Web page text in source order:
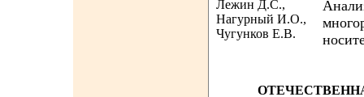
Лежин Д.С.,
Нагурный И.О.,
Чугунков Е.В.